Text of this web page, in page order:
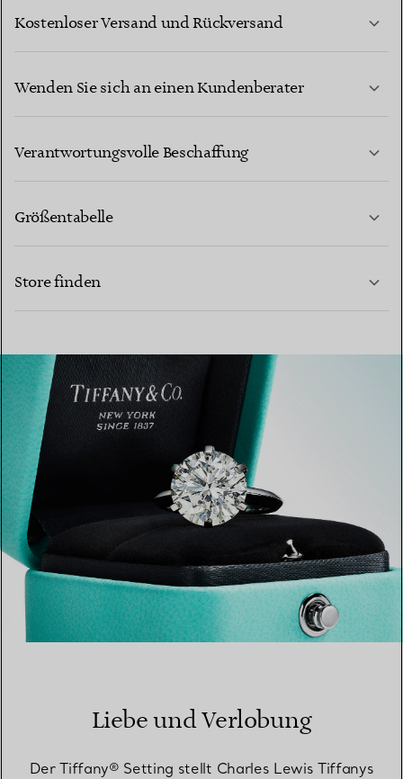
Kostenloser Versand und Rückversand
Wenden Sie sich an einen Kundenberater
Verantwortungsvolle Beschaffung
MEHR ERFAHREN
Größentabelle
Store finden
EINEN STORE IN IHRER NÄHE FINDEN
Liebe und Verlobung
Der Tiffany® Setting stellt Charles Lewis Tiffanys